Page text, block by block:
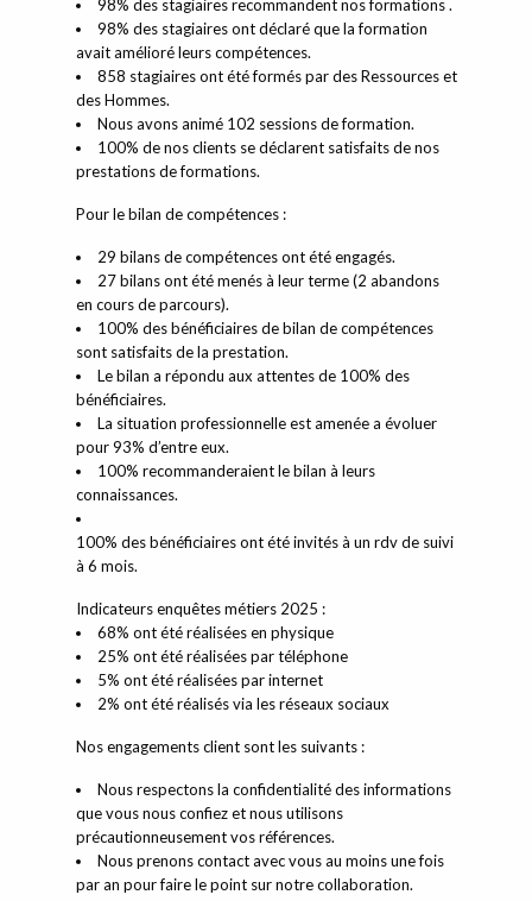
98% des stagiaires recommandent nos formations .
98% des stagiaires ont déclaré que la formation
avait amélioré leurs compétences.
858 stagiaires ont été formés par des Ressources et
des Hommes.
Nous avons animé 102 sessions de formation.
100% de nos clients se déclarent satisfaits de nos
prestations de formations.
Pour le bilan de compétences :
29 bilans de compétences ont été engagés.
27 bilans ont été menés à leur terme (2 abandons
en cours de parcours).
100% des bénéficiaires de bilan de compétences
sont satisfaits de la prestation.
Le bilan a répondu aux attentes de 100% des
bénéficiaires.
La situation professionnelle est amenée a évoluer
pour 93% d’entre eux.
100% recommanderaient le bilan à leurs
connaissances.
100% des bénéficiaires ont été invités à un rdv de suivi
à 6 mois.
Indicateurs enquêtesmétiers2025 :
68% ont été réalisées en physique
25% ont été réalisées par téléphone
5% ont été réalisées par internet
2% ont été réalisés via les réseaux sociaux
Nos engagements client sont les suivants:
Nous respectons la confidentialité des informations
que vous nous confiez et nous utilisons
précautionneusement vos références.
Nous prenons contact avec vous au moins une fois
par an pour faire le point sur notre collaboration.